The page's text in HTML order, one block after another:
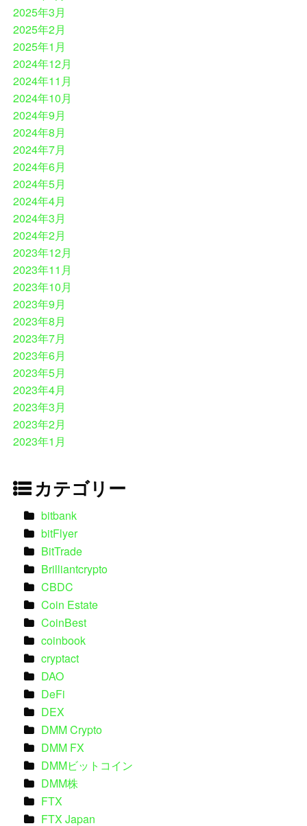
2025年3月
2025年2月
2025年1月
2024年12月
2024年11月
2024年10月
2024年9月
2024年8月
2024年7月
2024年6月
2024年5月
2024年4月
2024年3月
2024年2月
2023年12月
2023年11月
2023年10月
2023年9月
2023年8月
2023年7月
2023年6月
2023年5月
2023年4月
2023年3月
2023年2月
2023年1月
カテゴリー
bitbank
bitFlyer
BitTrade
Brilliantcrypto
CBDC
Coin Estate
CoinBest
coinbook
cryptact
DAO
DeFi
DEX
DMM Crypto
DMM FX
DMMビットコイン
DMM株
FTX
FTX Japan